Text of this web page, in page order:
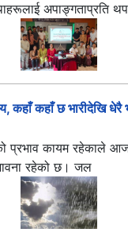
अपाङ्गताप्रति
कहाँ छ भारीदेखि धेरै
प्रभाव कायम रहेकाले आज
रहेको छ। जल